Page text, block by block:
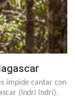
impide cantar con
(Indri indri).